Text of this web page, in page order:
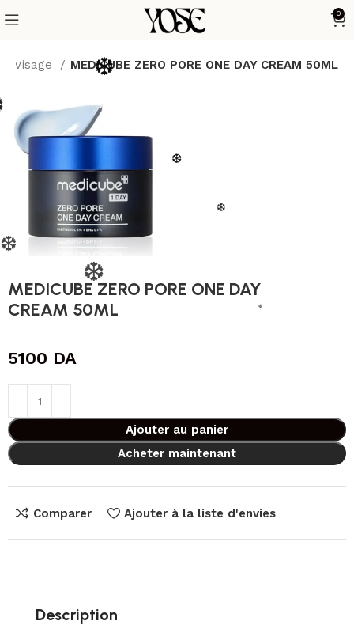
0
Visage MEDICUBE ZERO PORE ONE DAY CREAM 50ML
MEDICUBE ZERO PORE ONE DAY
CREAM 50ML
5100 DA
Ajouter au panier
Acheter maintenant
Comparer Ajouter à la liste d'envies
Description
❆